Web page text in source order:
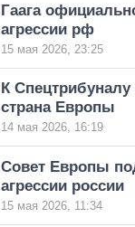
Гаага
агрессии рф
15 мая 2026, 23:25
К
страна Европы
14 мая 2026, 16:19
Совет Европы
агрессии россии
15 мая 2026, 11:34